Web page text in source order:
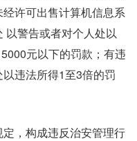
许可出售计算机信息系
以警告或者对个人处以
元以下的罚款；有违
违法所得1至3倍的罚
，构成违反治安管理行